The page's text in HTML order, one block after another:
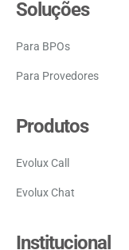
Soluções
Para BPOs
Para Provedores
Produtos
Evolux Call
Evolux Chat
Institucional